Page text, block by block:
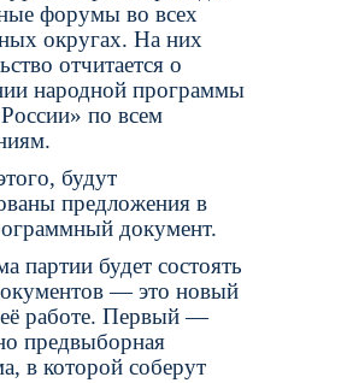
форумы во всех
округах. На них
отчитается о
народной программы
по всем
будут
предложения в
документ.
партии будет состоять
— это новый
работе. Первый —
предвыборная
в которой соберут